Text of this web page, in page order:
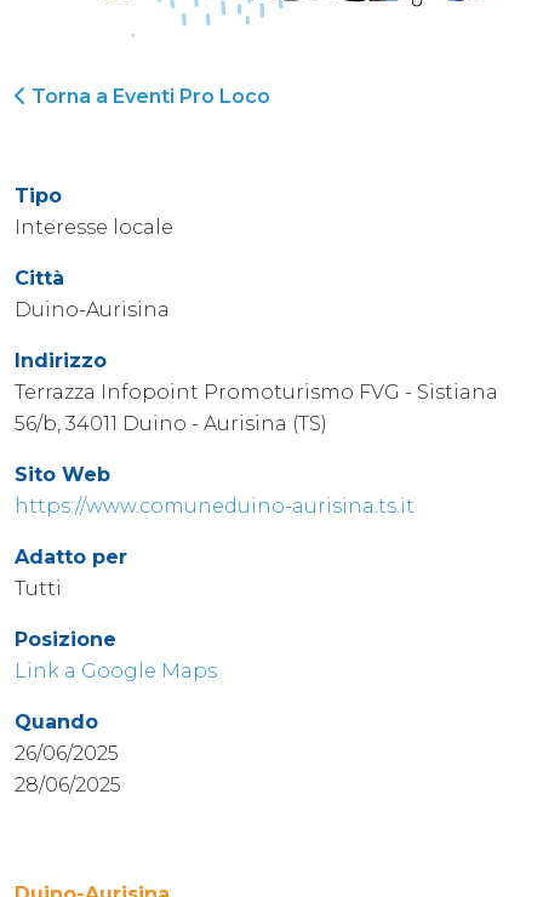
Torna a Eventi Pro Loco
Tipo
Interesse locale
Città
Duino-Aurisina
Indirizzo
Terrazza Infopoint Promoturismo FVG - Sistiana
56/b, 34011 Duino - Aurisina (TS)
Sito Web
https://www.comuneduino-aurisina.ts.it
Adatto per
Tutti
Posizione
Link a Google Maps
Quando
26/06/2025
28/06/2025